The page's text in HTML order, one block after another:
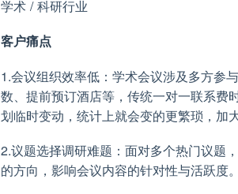
学术 / 科研行业
客户痛点
1.会议组织效率低：学术会议涉及多方参
数、提前预订酒店等，传统一对一联系费
划临时变动，统计上就会变的更繁琐，加
2.议题选择调研难题：面对多个热门议题
的方向，影响会议内容的针对性与活跃度。